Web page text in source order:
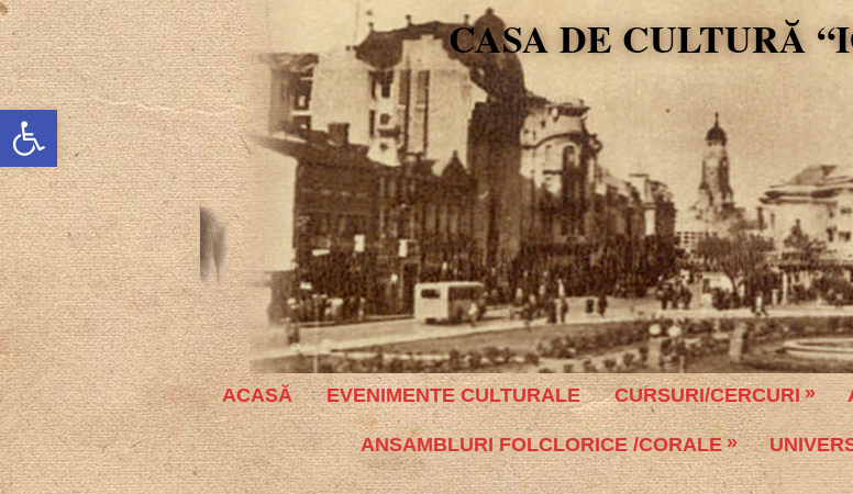
Deschide bara de unelte
CASA DE CULTURĂ
ACASĂ EVENIMENTE CULTURALE CURSURI/CERCURI
ANSAMBLURI FOLCLORICE /CORALE